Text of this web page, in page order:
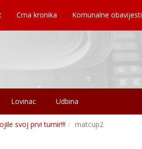
Crna kronika Komunalne obavijesti
Lovinac Udbina
svoj prvi turnir!!! matcup2